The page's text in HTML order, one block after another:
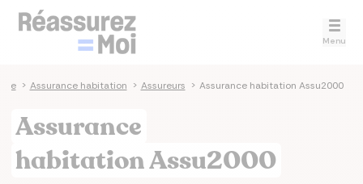
Menu
> Assurance habitation > Assureurs > Assurance habitation Assu2000
Assurance
habitation Assu2000